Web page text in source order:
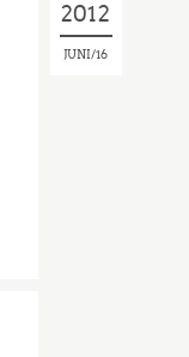
2012
JUNI 16